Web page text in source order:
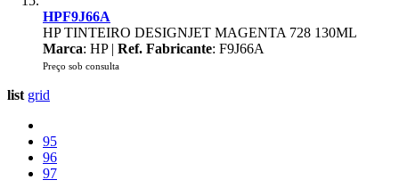
HPF9J66A
HP TINTEIRO DESIGNJET MAGENTA 728 130ML
Marca: HP | Ref. Fabricante: F9J66A
Preço sob consulta
list grid
95
96
97